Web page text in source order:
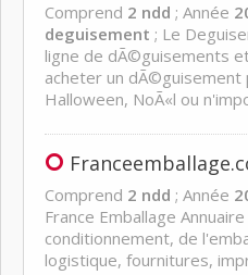
Comprend 2 ndd ; Année
deguisement ; Le
ligne de dÃ©guisements
acheter un dÃ©guisement
Halloween, NoÃ«l ou
Comprend 2 ndd ; Année
France Emballage
conditionnement, de
logistique, fournitures,